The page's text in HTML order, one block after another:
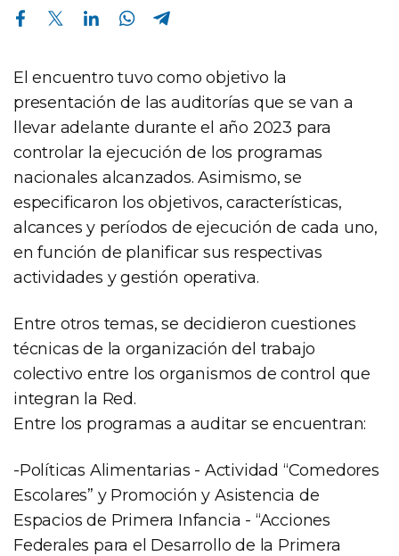
Compartir en Facebook Compartir en Twitter Compartir en Linkedin Compartir en Whatsapp
El encuentro tuvo como objetivo la
presentación de las auditorías que se van a
llevar adelante durante el año 2023 para
controlar la ejecución de los programas
nacionales alcanzados. Asimismo, se
especificaron los objetivos, características,
alcances y períodos de ejecución de cada uno,
en función de planificar sus respectivas
actividades y gestión operativa.
Entre otros temas, se decidieron cuestiones
técnicas de la organización del trabajo
colectivo entre los organismos de control que
integran la Red.
Entre los programas a auditar se encuentran:
-Políticas Alimentarias - Actividad “Comedores
Escolares” y Promoción y Asistencia de
Espacios de Primera Infancia - “Acciones
Federales para el Desarrollo de la Primera